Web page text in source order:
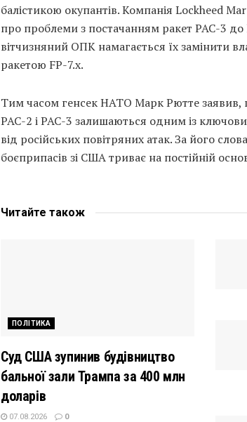
балістикою окупантів. Компанія Lockheed
про проблеми з постачанням ракет PAC-3
вітчизняний ОПК намагається їх замінити
ракетою FP-7.x.
Тим часом генсек НАТО Марк Рютте заявив,
PAC-2 і PAC-3 залишаються одним із
від російських повітряних атак. За його
боєприпасів зі США триває на постійній
Читайте також
ПОЛІТИКА
Суд США зупинив будівництво
бальної зали Трампа за 400 млн
доларів
07.08.2026 0